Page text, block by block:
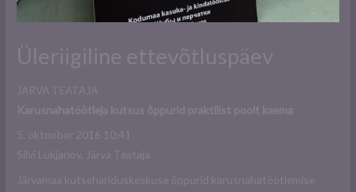
Üleriigiline ettevõtluspäev
JÄRVA TEATAJA
Karusnahatöötleja kutsus õppurid praktilist poolt kaema
5. oktoober 2016 10:41
Silvi Lukjanov, Järva Teataja
Järvamaa kutsehariduskeskuse õppurid karusnahatöötlemise